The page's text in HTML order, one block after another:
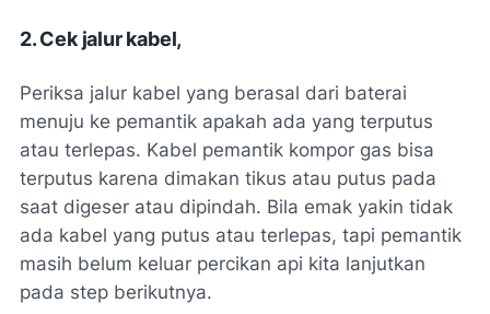
2. Cek jalur kabel,
Periksa jalur kabel yang berasal dari baterai
menuju ke pemantik apakah ada yang terputus
atau terlepas. Kabel pemantik kompor gas bisa
terputus karena dimakan tikus atau putus pada
saat digeser atau dipindah. Bila emak yakin tidak
ada kabel yang putus atau terlepas, tapi pemantik
masih belum keluar percikan api kita lanjutkan
pada step berikutnya.